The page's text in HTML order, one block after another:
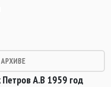
А.В 1959 год